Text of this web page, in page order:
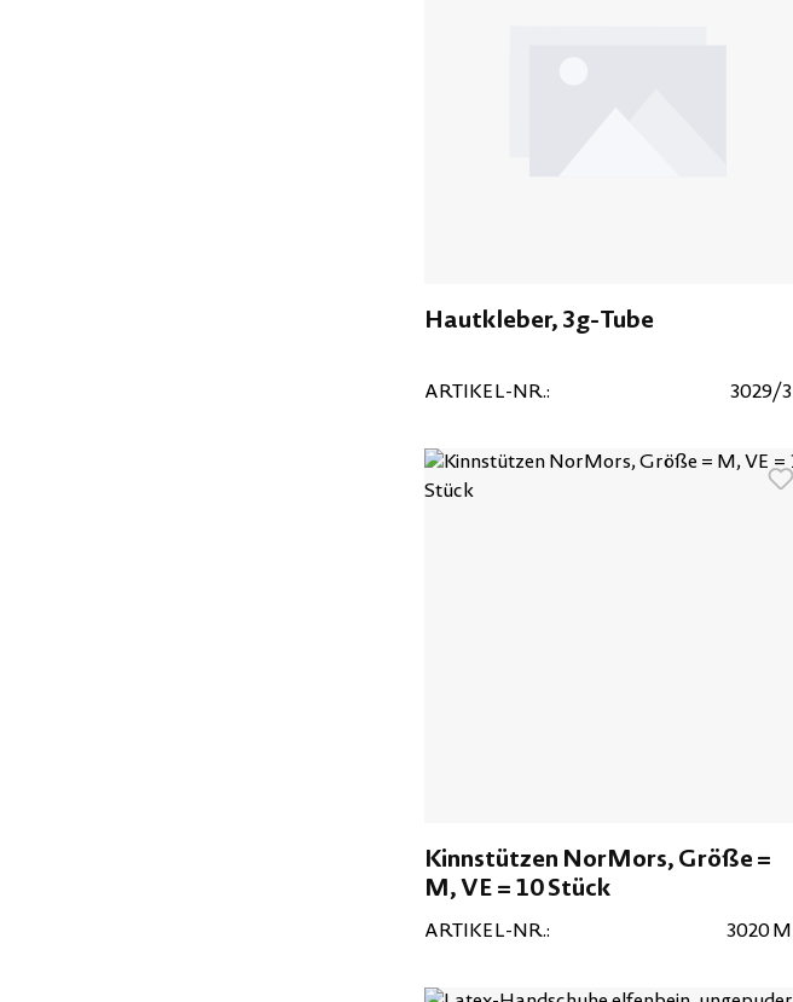
Hautkleber, 3g-Tube
ARTIKEL-NR.: 3029/3
Kinnstützen NorMors, Größe =
M, VE = 10 Stück
ARTIKEL-NR.: 3020 M